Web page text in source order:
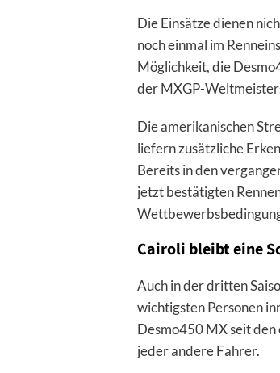
Die Einsätze dienen
noch einmal im
Möglichkeit, die
der MXGP-
Die amerikanischen
liefern zusätzliche
Bereits in den
jetzt bestätigten
Cairoli bleibt eine
Auch in der dritten
wichtigsten Personen
Desmo450 MX seit
jeder andere Fahrer.